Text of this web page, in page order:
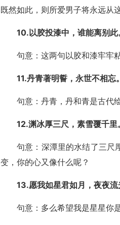
既然如此，则所爱男子将永远从
10.以胶投漆中，谁能离别
句意：这两句以胶和漆牢牢
11.丹青著明誓，永世不相
句意：丹青，丹和青是古代
12.渊冰厚三尺，素雪覆千
句意：深潭里的水结了三尺
变，你的心又像什么呢？
13.愿我如星君如月，夜夜
句意：多么希望我是星星你